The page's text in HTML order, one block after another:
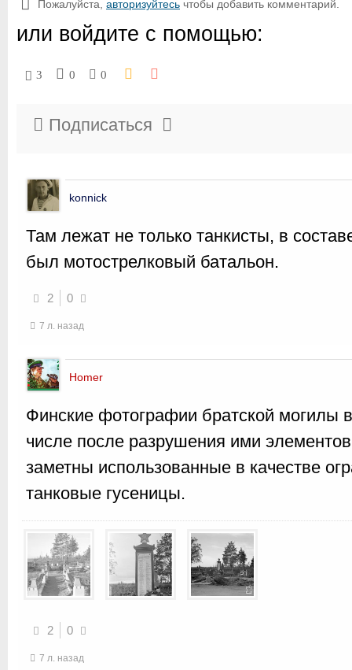
Пожалуйста, авторизуйтесь чтобы добавить комментарий.
или войдите с помощью:
3 0 0
Подписаться
konnick
Там лежат не только танкисты, в
был мотострелковый батальон.
2 0
7 л. назад
Homer
Финские фотографии братской могилы
числе после разрушения ими
заметны использованные в качестве
танковые гусеницы.
2 0
7 л. назад